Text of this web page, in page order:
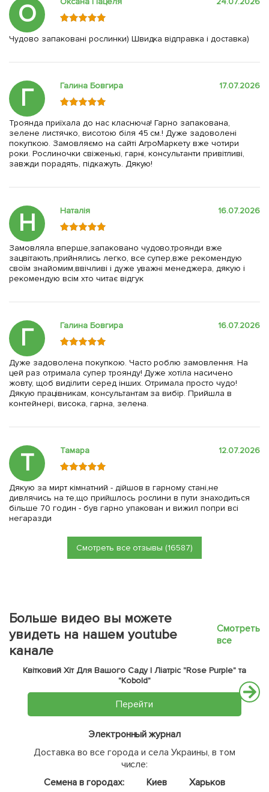
О
Чудово запаковані рослинки) Швидка відправка і доставка)
Г Галина Бовгира 17.07.2026
Троянда приїхала до нас класнюча! Гарно запакована,
зелене листячко, висотою біля 45 см.! Дуже задоволені
покупкою. Замовляємо на сайті АгроМаркету вже чотири
роки. Рослиночки свіженькі, гарні, консультанти привітливі,
завжди порадять, підкажуть. Дякую!
Н Наталія 16.07.2026
Замовляла вперше,запаковано чудово,троянди вже
зацвітають,прийнялись легко, все супер,вже рекомендую
своїм знайомим,ввічливі і дуже уважні менеджера, дякую і
рекомендую всім хто читає відгук
Г Галина Бовгира 16.07.2026
Дуже задоволена покупкою. Часто роблю замовлення. На
цей раз отримала супер троянду! Дуже хотіла насичено
жовту, щоб виділити серед інших. Отримала просто чудо!
Дякую працівникам, консультантам за вибір. Прийшла в
контейнері, висока, гарна, зелена.
Т Тамара 12.07.2026
Дякую за мирт кімнатний - дійшов в гарному стані,не
дивлячись на те,що прийшлось рослини в пути знаходиться
більше 70 годин - був гарно упакован и вижил попри всі
негаразди
Смотреть все отзывы (16587)
Больше видео вы можете
увидеть на нашем youtube
канале
Смотреть
все
Квітковий Хіт Для Вашого Саду | Ліатріс "Rose Purple" та
"Kobold"
Перейти
Электронный журнал
Доставка во все города и села Украины, в том
числе:
Семена в городах:
Киев
Харьков